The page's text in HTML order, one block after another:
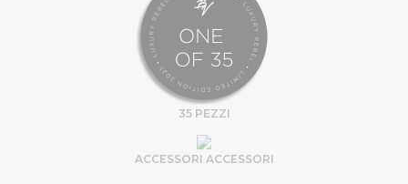
35 PEZZI
ACCESSORI ACCESSORI